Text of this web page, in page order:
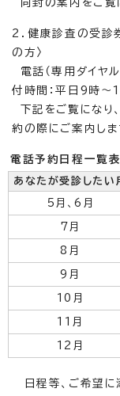
同封の案内をご覧
2．健康診査の受診
の方〉
電話（専用ダイヤ
付時間：平日9時～
下記をご覧になり
約の際にご案内しま
電話予約日程一覧表
あなたが受診したい
5月、6月
7月
8月
9月
10月
11月
12月
日程等、ご希望に